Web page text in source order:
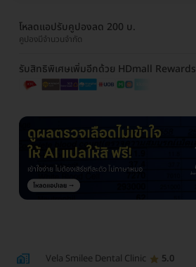
โหลดแอปรับคูปองลด 200 บ.
คูปองมีจำนวนจำกัด
รับสิทธิพิเศษเพิ่มอีกด้วย HDmall Rewards
Vela Smilee Dental Clinic 5.0